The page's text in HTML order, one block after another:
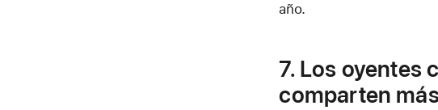
año.
7. Los oyentes
comparten